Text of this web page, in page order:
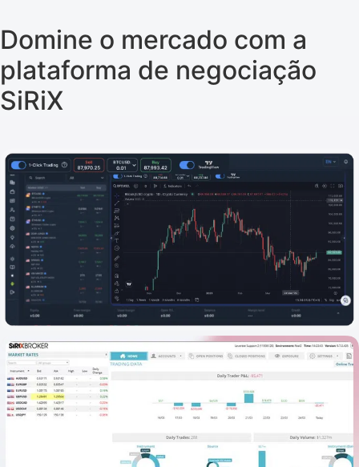
Domine o mercado com a
plataforma de negociação
SiRiX